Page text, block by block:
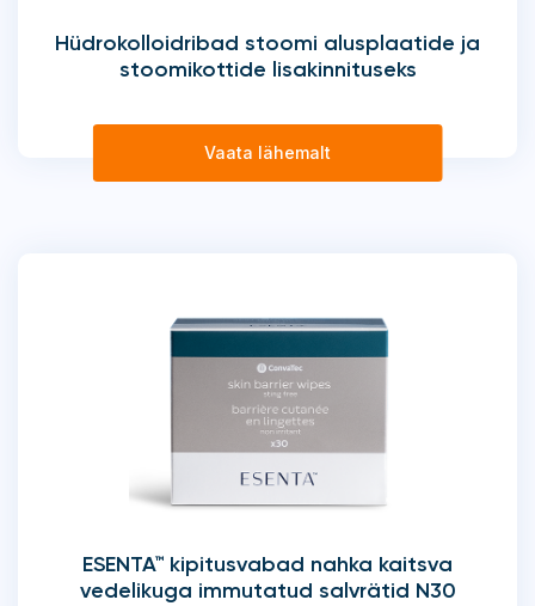
Hüdrokolloidribad stoomi alusplaatide ja
stoomikottide lisakinnituseks
Vaata lähemalt
ESENTA™ kipitusvabad nahka kaitsva
vedelikuga immutatud salvrätid N30